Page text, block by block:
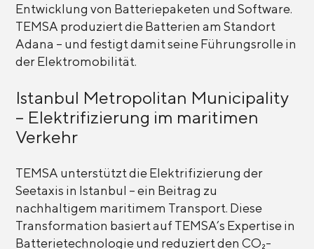
Entwicklung von Batteriepaketen und Software.
TEMSA produziert die Batterien am Standort
Adana – und festigt damit seine Führungsrolle in
der Elektromobilität.
Istanbul Metropolitan Municipality
– Elektrifizierung im maritimen
Verkehr
TEMSA unterstützt die Elektrifizierung der
Seetaxis in Istanbul – ein Beitrag zu
nachhaltigem maritimem Transport. Diese
Transformation basiert auf TEMSA’s Expertise in
Batterietechnologie und reduziert den CO₂-